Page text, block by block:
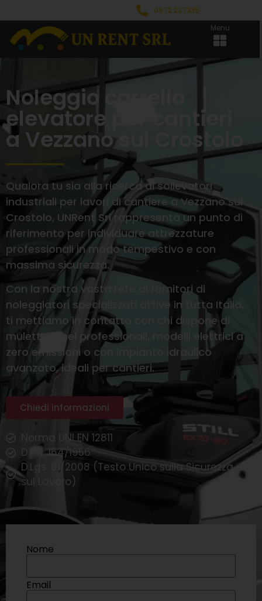
0972 237335
Menu
Noleggio carrello
elevatore per cantieri
a Vezzano sul Crostolo
Qualora tu sia alla ricerca di sollevatori
industriali per lavori di cantiere a Vezzano sul
Crostolo, UNRent Srl rappresenta un punto di
riferimento per individuare attrezzature
professionali in modo tempestivo e con
massima sicurezza.
Con la nostra vasta rete di fornitori di
noleggiatori specializzati attive in tutta Italia,
ti mettiamo in contatto con chi dispone di
muletti diesel professionali, modelli elettrici a
zero emissioni o con impianto idraulico
avanzato, ideali per cantieri.
Chiedi informazioni
Norma UNI EN 12811
D.P.R. 164/1956
D.Lgs. 81/2008 (Testo Unico sulla Sicurezza
sul Lavoro)
Nome
Email